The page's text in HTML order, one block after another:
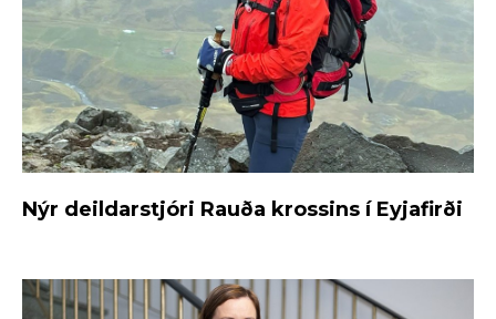
Nýr deildarstjóri Rauða krossins í Eyjafirði